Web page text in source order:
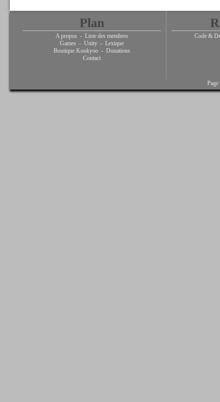
Plan
A propos - Liste des membres
Games - Unity - Lexique
Boutique Kookyoo - Donations
Contact
Code &